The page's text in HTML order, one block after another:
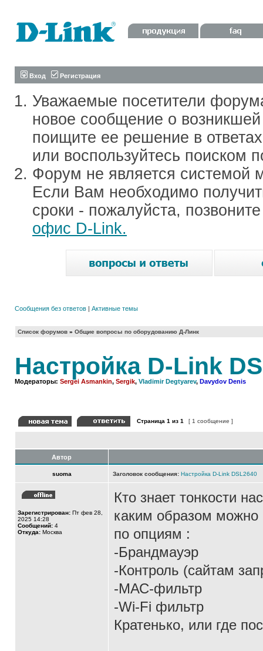
Вход Регистрация
Уважаемые посетители
новое сообщение о
поищите ее решение в
или воспользуйтесь поиском
Форум не является системой
Если Вам необходимо
сроки - пожалуйста,
офис D-Link.
Сообщения без ответов | Активные темы
Список форумов » Общие вопросы по оборудованию Д-Линк
Настройка D-Link
Модераторы: Sergei Asmankin, Sergik, Vladimir Degtyarev, Davydov Denis
Страница 1 из 1 [ 1 сообщение ]
Автор
suoma Заголовок сообщения: Настройка D-Link DSL2640
Зарегистрирован: Пт фев 28,
2025 14:28
Сообщений: 4
Откуда: Москва
Кто знает тонкости
каким образом можно
по опциям :
-Брандмауэр
-Контроль (сайтам
-МАС-фильтр
-Wi-Fi фильтр
Кратенько, или где